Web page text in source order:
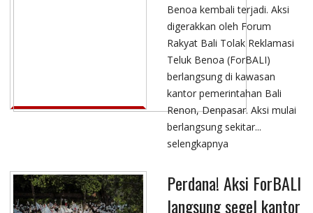
Benoa kembali terjadi. Aksi
digerakkan oleh Forum
Rakyat Bali Tolak Reklamasi
Teluk Benoa (ForBALI)
berlangsung di kawasan
kantor pemerintahan Bali
Renon, Denpasar. Aksi mulai
berlangsung sekitar...
selengkapnya
Perdana! Aksi ForBALI
langsung segel kantor